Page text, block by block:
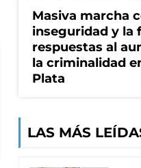
Masiva marcha
inseguridad y la
respuestas al
la criminalidad
Plata
LAS MÁS